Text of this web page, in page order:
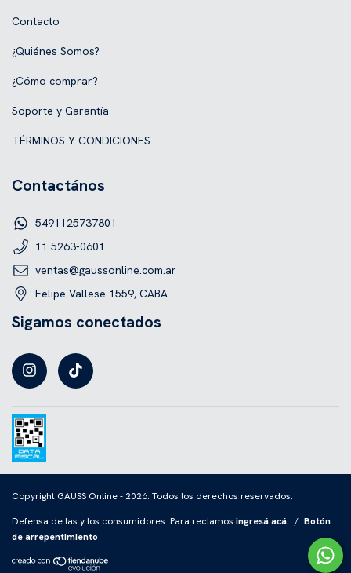
Contacto
¿Quiénes Somos?
¿Cómo comprar?
Soporte y Garantía
TÉRMINOS Y CONDICIONES
Contactános
5491125737801
11 5263-0601
ventas@gaussonline.com.ar
Felipe Vallese 1559, CABA
Sigamos conectados
Copyright GAUSS Online - 2026. Todos los derechos reservados.
Defensa de las y los consumidores. Para reclamos ingresá acá. / Botón
de arrepentimiento